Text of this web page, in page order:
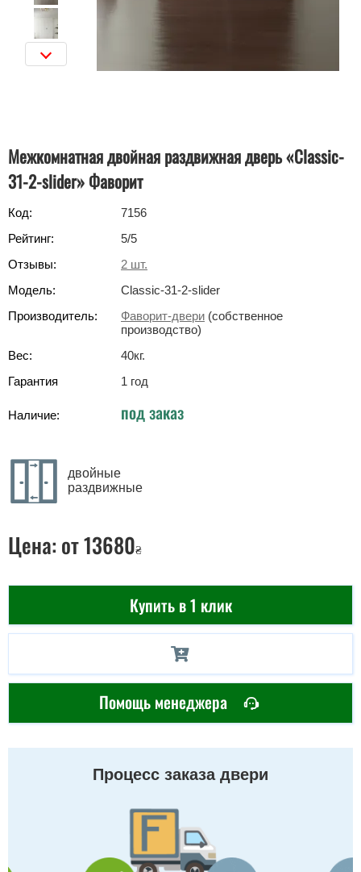
Межкомнатная двойная раздвижная дверь «Classic-
31-2-slider»‎ Фаворит
Код:
7156
Рейтинг:
5/5
Отзывы:
2 шт.
Модель:
Classic-31-2-slider
Производитель:
Фаворит-двери (собственное
производство)
Вес:
40кг.
Гарантия
1 год
Наличие: под заказ
двойные
раздвижные
Цена: от 13680₴
Купить в 1 клик
Помощь менеджера
Процесс заказа двери